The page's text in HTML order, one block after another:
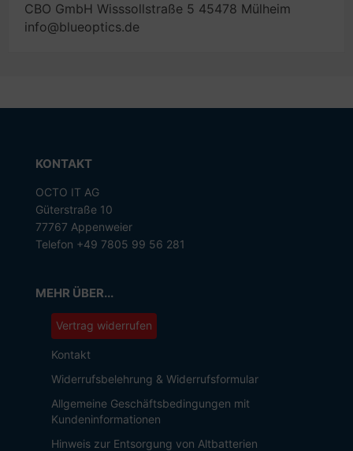
CBO GmbH Wisssollstraße 5 45478 Mülheim
info@blueoptics.de
KONTAKT
OCTO IT AG
Güterstraße 10
77767 Appenweier
Telefon +49 7805 99 56 281
MEHR ÜBER...
Vertrag widerrufen
Kontakt
Widerrufsbelehrung & Widerrufsformular
Allgemeine Geschäftsbedingungen mit
Kundeninformationen
Hinweis zur Entsorgung von Altbatterien